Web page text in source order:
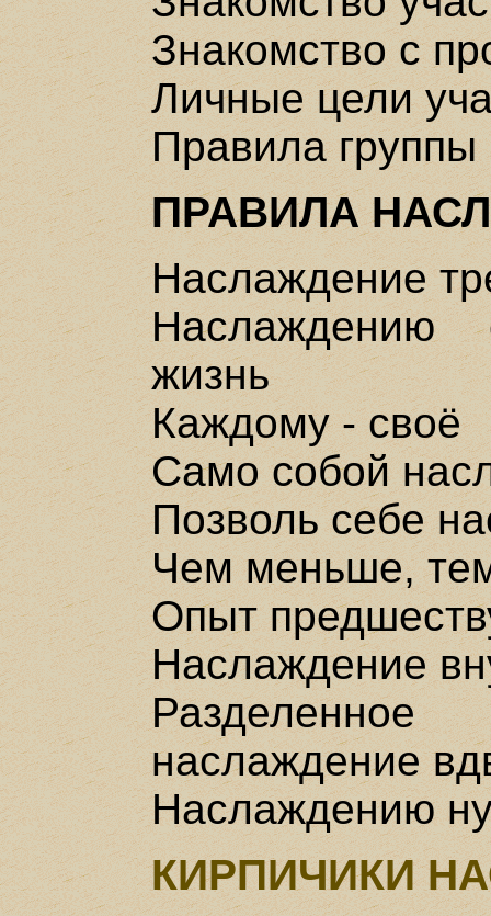
Знакомство с
Личные цели
Правила группы
ПРАВИЛА
Наслаждение
Наслаждению
жизнь
Каждому - своё
Само собой
Позволь себе
Чем меньше,
Опыт
Наслаждение
наслаждение
Наслаждению
КИРПИЧИКИ